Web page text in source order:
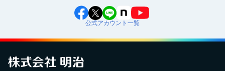
公式アカウント一覧